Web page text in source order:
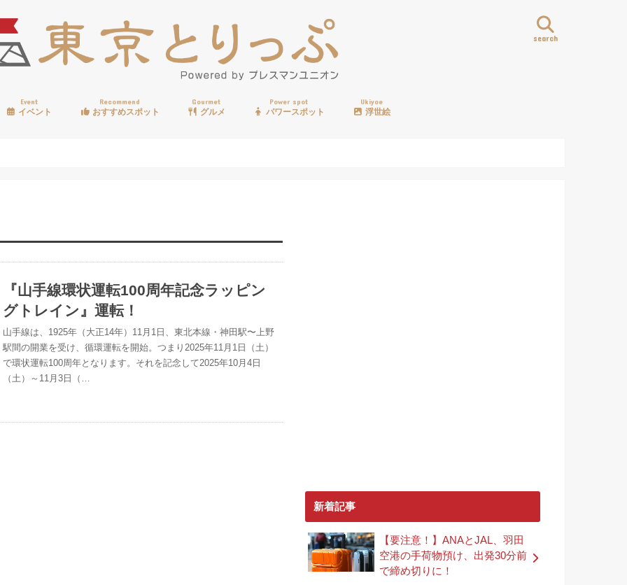
search
Event
イベント
Recommend
おすすめスポット
Gourmet
グルメ
Power spot
パワースポット
Ukiyoe
浮世絵
『山手線環状運転100周年記念ラッピン
グトレイン』運転！
山手線は、1925年（大正14年）11月1日、東北本線・神田駅〜上野
駅間の開業を受け、循環運転を開始。つまり2025年11月1日（土）
で環状運転100周年となります。それを記念して2025年10月4日
（土）～11月3日（…
新着記事
【要注意！】ANAとJAL、羽田
空港の手荷物預け、出発30分前
で締め切りに！